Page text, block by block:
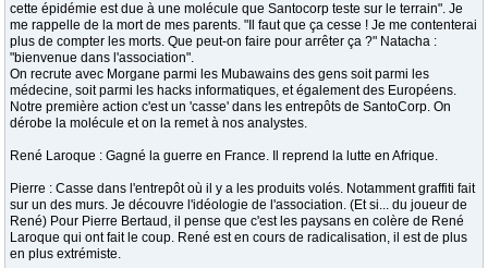
cette épidémie est due à une molécule que Santocorp teste sur le terrain". Je
me rappelle de la mort de mes parents. "Il faut que ça cesse ! Je me contenterai
plus de compter les morts. Que peut-on faire pour arrêter ça ?" Natacha :
"bienvenue dans l'association".
On recrute avec Morgane parmi les Mubawains des gens soit parmi les
médecine, soit parmi les hacks informatiques, et également des Européens.
Notre première action c'est un 'casse' dans les entrepôts de SantoCorp. On
dérobe la molécule et on la remet à nos analystes.
René Laroque : Gagné la guerre en France. Il reprend la lutte en Afrique.
Pierre : Casse dans l'entrepôt où il y a les produits volés. Notamment graffiti fait
sur un des murs. Je découvre l'idéologie de l'association. (Et si... du joueur de
René) Pour Pierre Bertaud, il pense que c'est les paysans en colère de René
Laroque qui ont fait le coup. René est en cours de radicalisation, il est de plus
en plus extrémiste.